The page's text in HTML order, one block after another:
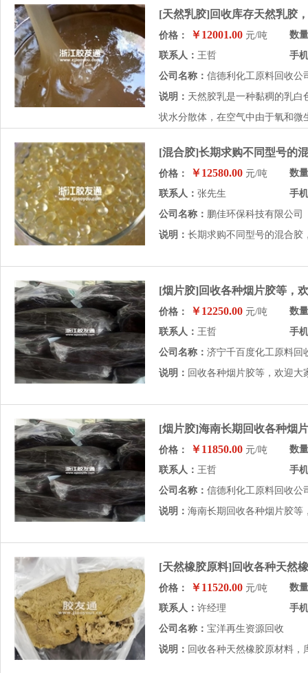
[天然乳胶]回收库存天然乳胶
价格： ￥12001.00 元/吨
数
联系人： 王哲
手
公司名称： 信德利化工原料回收公
说明： 天然胶乳是一种黏稠的乳白
状水分散体，在空气中由于氧和
[混合胶]长期求购不同型号的
价格： ￥12580.00 元/吨
数
联系人： 张先生
手
公司名称： 鹏佳环保科技有限公司
说明： 长期求购不同型号的混合胶
[烟片胶]回收各种烟片胶等，
价格： ￥12250.00 元/吨
数
联系人： 王哲
手
公司名称： 济宁千百度化工原料回
说明： 回收各种烟片胶等，欢迎大
[烟片胶]海南长期回收各种烟
价格： ￥11850.00 元/吨
数
联系人： 王哲
手
公司名称： 信德利化工原料回收公
说明： 海南长期回收各种烟片胶等
[天然橡胶原料]回收各种天然
价格： ￥11520.00 元/吨
数
联系人： 许经理
手
公司名称： 宝洋再生资源回收
说明： 回收各种天然橡胶原材料，